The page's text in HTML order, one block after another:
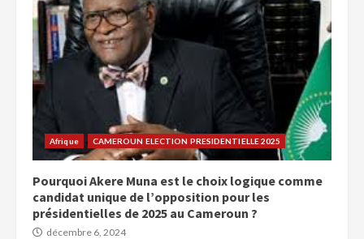
Afrique CAMEROUN ELECTION PRESIDENTIELLE 2025
Pourquoi Akere Muna est le choix logique comme
candidat unique de l’opposition pour les
présidentielles de 2025 au Cameroun ?
décembre 6, 2024